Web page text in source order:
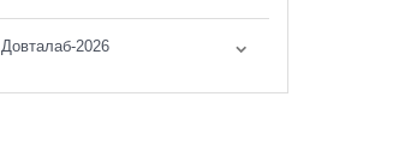
Довталаб-2026